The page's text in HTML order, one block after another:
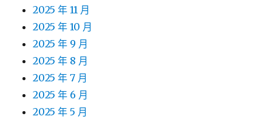
2025 年 11 月
2025 年 10 月
2025 年 9 月
2025 年 8 月
2025 年 7 月
2025 年 6 月
2025 年 5 月